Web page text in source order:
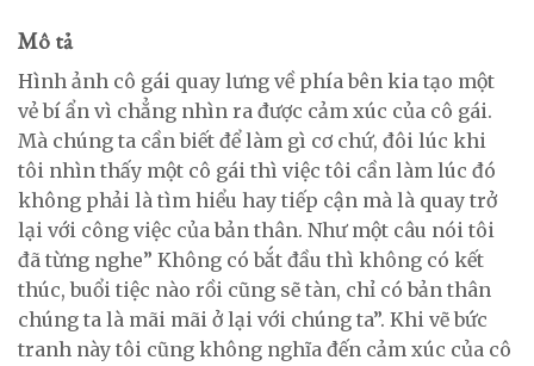
Mô tả
Hình ảnh cô gái quay lưng về phía bên kia tạo một
vẻ bí ẩn vì chẳng nhìn ra được cảm xúc của cô gái.
Mà chúng ta cần biết để làm gì cơ chứ, đôi lúc khi
tôi nhìn thấy một cô gái thì việc tôi cần làm lúc đó
không phải là tìm hiểu hay tiếp cận mà là quay trở
lại với công việc của bản thân. Như một câu nói tôi
đã từng nghe” Không có bắt đầu thì không có kết
thúc, buổi tiệc nào rồi cũng sẽ tàn, chỉ có bản thân
chúng ta là mãi mãi ở lại với chúng ta”. Khi vẽ bức
tranh này tôi cũng không nghĩa đến cảm xúc của cô